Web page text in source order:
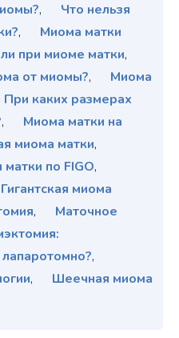
,
Что нельзя
,
Миома матки
при миоме матки,
от миомы?,
Миома
При каких размерах
,
Миома матки на
миома матки,
по FIGO,
Гигантская миома
,
Маточное
,
,
Шеечная миома